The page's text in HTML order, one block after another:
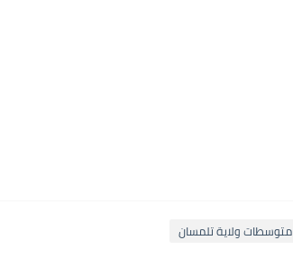
متوسطات ولاية تلمسان